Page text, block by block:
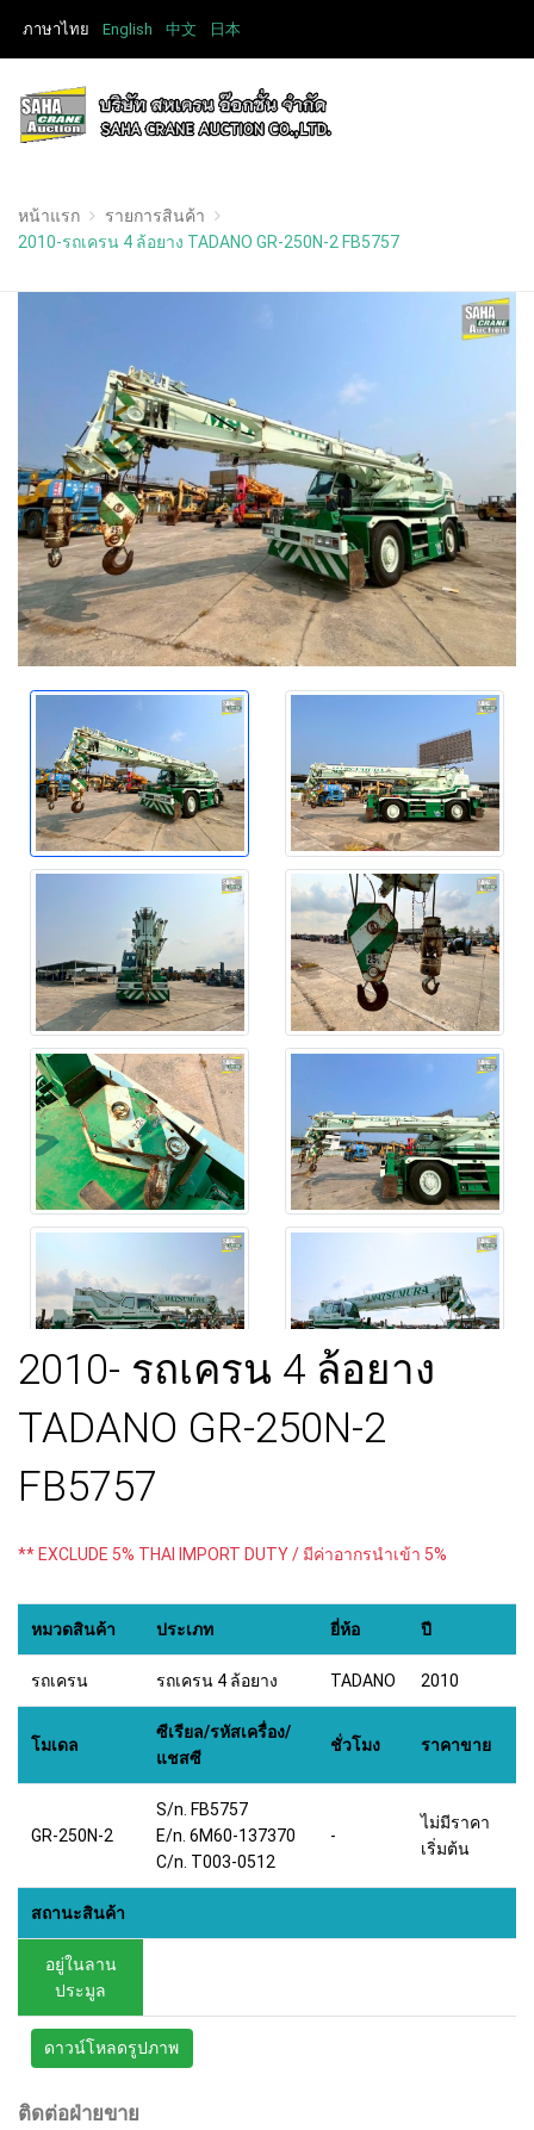
ภาษาไทย English 中文 日本
หน้าแรก
รายการสินค้า
2010-รถเครน 4 ล้อยาง TADANO GR-250N-2 FB5757
2010- รถเครน 4 ล้อยาง
TADANO GR-250N-2
FB5757
** EXCLUDE 5% THAI IMPORT DUTY / มีค่าอากรนำเข้า 5%
หมวดสินค้า ประเภท ยี่ห้อ ปี
รถเครน รถเครน 4 ล้อยาง TADANO 2010
โมเดล
ซีเรียล/รหัสเครื่อง/
แชสซี
ชั่วโมง ราคาขาย
GR-250N-2
S/n. FB5757
E/n. 6M60-137370
C/n. T003-0512
-
ไม่มีราคา
เริ่มต้น
สถานะสินค้า
อยู่ในลาน
ประมูล
ดาวน์โหลดรูปภาพ
ติดต่อฝ่ายขาย